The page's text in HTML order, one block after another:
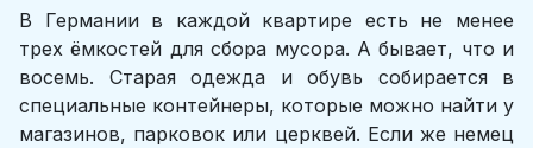
В Германии в каждой квартире есть не менее
трех ёмкостей для сбора мусора. А бывает, что и
восемь. Старая одежда и обувь собирается в
специальные контейнеры, которые можно найти у
магазинов, парковок или церквей. Если же немец